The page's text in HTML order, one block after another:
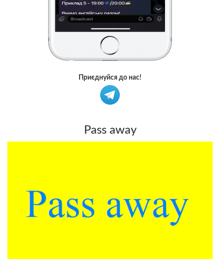
Приєднуйся до нас!
Pass away